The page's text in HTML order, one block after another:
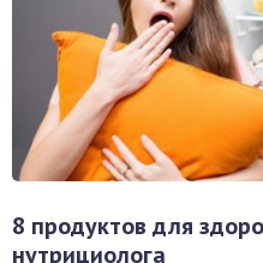
8 продуктов для
нутрициолога